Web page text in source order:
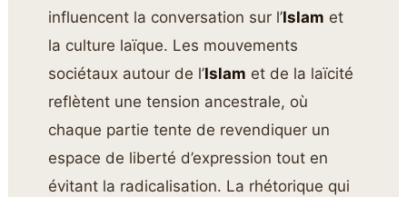
influencent la conversation sur l’Islam et
la culture laïque. Les mouvements
sociétaux autour de l’Islam et de la laïcité
reflètent une tension ancestrale, où
chaque partie tente de revendiquer un
espace de liberté d’expression tout en
évitant la radicalisation. La rhétorique qui